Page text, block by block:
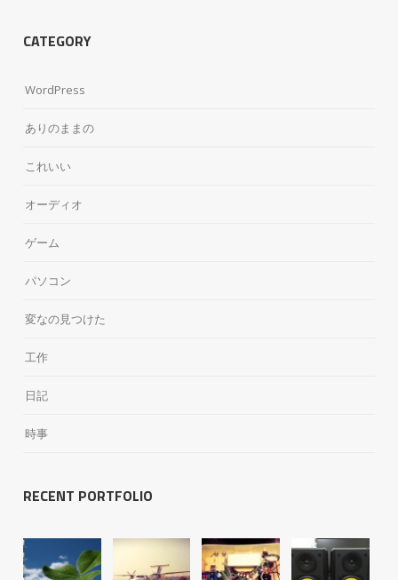
CATEGORY
WordPress
ありのままの
これいい
オーディオ
ゲーム
パソコン
変なの見つけた
工作
日記
時事
RECENT PORTFOLIO